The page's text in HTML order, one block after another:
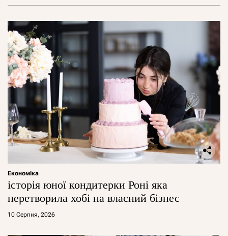
Економіка
історія юної кондитерки Роні яка
перетворила хобі на власний бізнес
10 Серпня, 2026